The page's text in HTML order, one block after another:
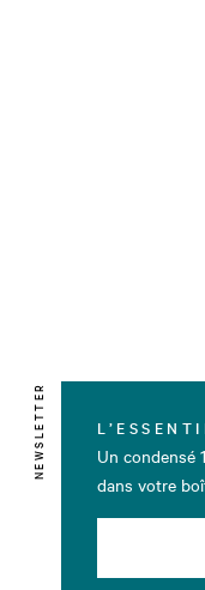
NEWSLETTER
Un condensé
dans votre